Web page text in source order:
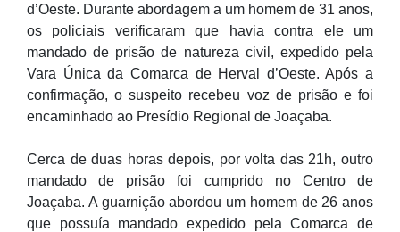
d’Oeste. Durante abordagem a um homem de 31 anos,
os policiais verificaram que havia contra ele um
mandado de prisão de natureza civil, expedido pela
Vara Única da Comarca de Herval d’Oeste. Após a
confirmação, o suspeito recebeu voz de prisão e foi
encaminhado ao Presídio Regional de Joaçaba.
Cerca de duas horas depois, por volta das 21h, outro
mandado de prisão foi cumprido no Centro de
Joaçaba. A guarnição abordou um homem de 26 anos
que possuía mandado expedido pela Comarca de